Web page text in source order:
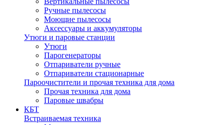
Ручные пылесосы
Моющие пылесосы
Аксессуары и аккумуляторы
Утюги и паровые станции
Утюги
Парогенераторы
Отпариватели ручные
Отпариватели стационарные
Пароочистители и прочая техника для дома
Прочая техника для дома
Паровые швабры
КБТ
Встраиваемая техника